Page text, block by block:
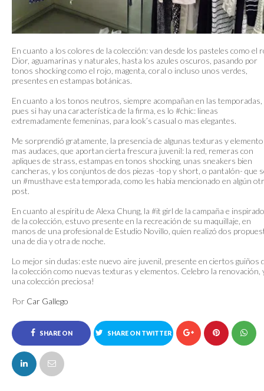
En cuanto a los colores de la colección: van desde los pasteles como el
Dior, aguamarinas y naturales, hasta los azules oscuros, pasando por
tonos shocking como el rojo, magenta, coral o incluso unos verdes,
presentes en estampas botánicas.
En cuanto a los tonos neutros, siempre acompañan en las temporadas,
pues si hay una característica de la firma, es lo #chic: lineas
extremadamente femeninas, para look’s casual o mas elegantes.
Me sorprendió gratamente, la presencia de algunas texturas y
mas audaces, que aportan cierta frescura juvenil: la red, remeras con
apliques de strass, estampas en tonos shocking, unas sneakers bien
cancheras, y los conjuntos de dos piezas -top y short, o pantalón- que
un #musthave esta temporada, como les habia mencionado en algún
post.
En cuanto al espíritu de Alexa Chung, la #it girl de la campaña e
de la colección, estuvo presente en la recreación de su maquillaje, en
manos de una profesional de Estudio Novillo, quien realizó dos
una de dia y otra de noche.
Lo mejor sin dudas: este nuevo aire juvenil, presente en ciertos guiños
la colección como nuevas texturas y elementos. Celebro la renovación,
una colección preciosa!
Por Car Gallego
SHARE ON
FACEBOOK
SHARE ON TWITTER